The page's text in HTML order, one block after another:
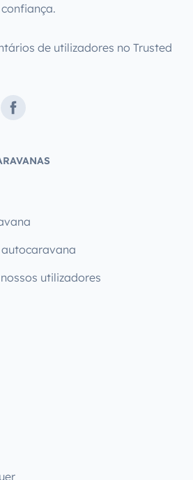
de utilizadores no Trusted
Facebook
utilizadores